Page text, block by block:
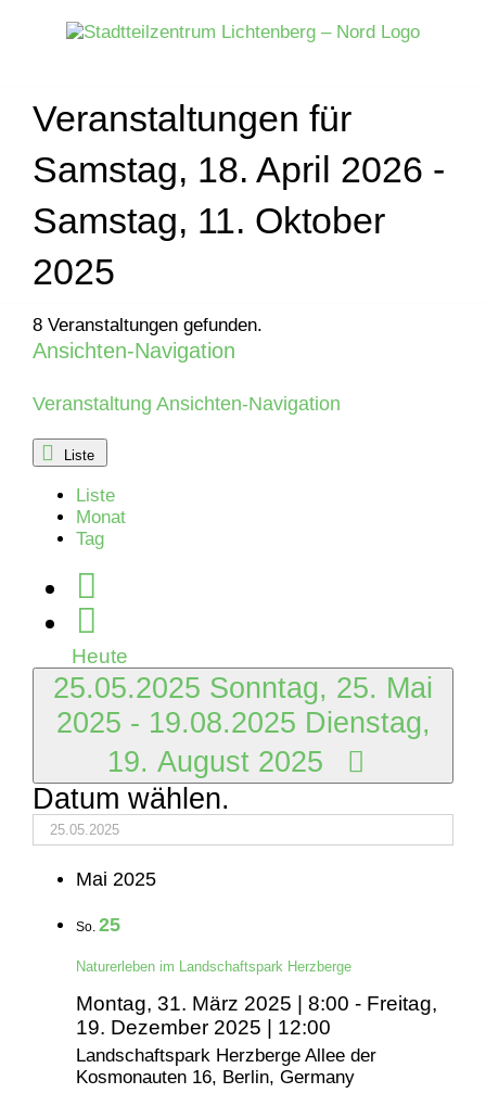
Veranstaltungen für
Samstag, 18. April 2026 -
Samstag, 11. Oktober
2025
8 Veranstaltungen gefunden.
Veranstaltungen
Ansichten-Navigation
Veranstaltung Ansichten-Navigation
Liste
Liste
Monat
Tag
Heute
25.05.2025 Sonntag, 25. Mai
2025 - 19.08.2025 Dienstag,
19. August 2025
Datum wählen.
Mai 2025
So. 25
Naturerleben im Landschaftspark Herzberge
Montag, 31. März 2025 | 8:00 - Freitag,
19. Dezember 2025 | 12:00
Landschaftspark Herzberge Allee der
Kosmonauten 16, Berlin, Germany